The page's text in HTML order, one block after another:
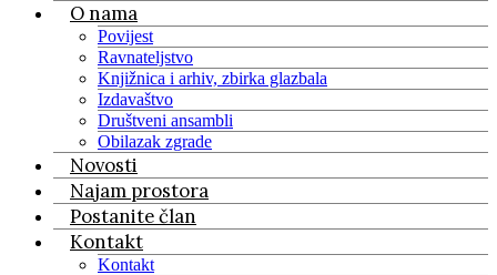
O nama
Povijest
Ravnateljstvo
Knjižnica i arhiv, zbirka glazbala
Izdavaštvo
Društveni ansambli
Obilazak zgrade
Novosti
Najam prostora
Postanite član
Kontakt
Kontakt